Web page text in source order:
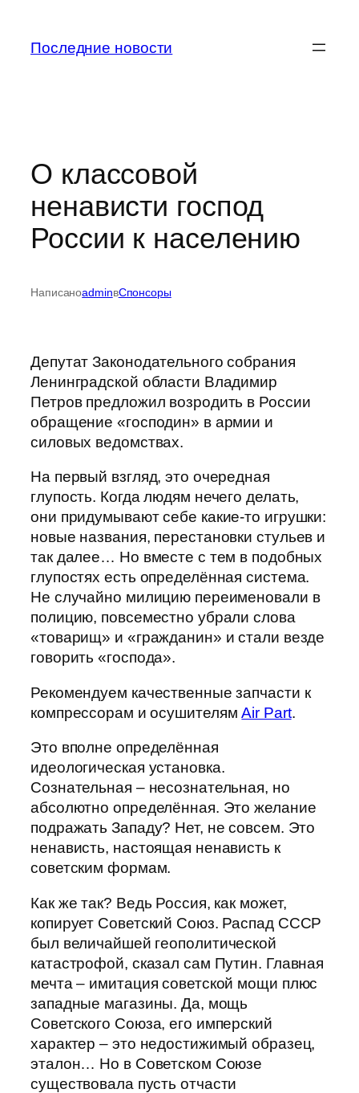
содержимому
Последние новости
О классовой
ненависти господ
России к населению
НаписаноadminвСпонсоры
Депутат Законодательного собрания
Ленинградской области Владимир
Петров предложил возродить в России
обращение «господин» в армии и
силовых ведомствах.
На первый взгляд, это очередная
глупость. Когда людям нечего делать,
они придумывают себе какие-то игрушки:
новые названия, перестановки стульев и
так далее… Но вместе с тем в подобных
глупостях есть определённая система.
Не случайно милицию переименовали в
полицию, повсеместно убрали слова
«товарищ» и «гражданин» и стали везде
говорить «господа».
Рекомендуем качественные запчасти к
компрессорам и осушителямAir Part.
Это вполне определённая
идеологическая установка.
Сознательная – несознательная, но
абсолютно определённая. Это желание
подражать Западу? Нет, не совсем. Это
ненависть, настоящая ненависть к
советским формам.
Как же так? Ведь Россия, как может,
копирует Советский Союз. Распад СССР
был величайшей геополитической
катастрофой, сказал сам Путин. Главная
мечта – имитация советской мощи плюс
западные магазины. Да, мощь
Советского Союза, его имперский
характер – это недостижимый образец,
эталон… Но в Советском Союзе
существовала пусть отчасти